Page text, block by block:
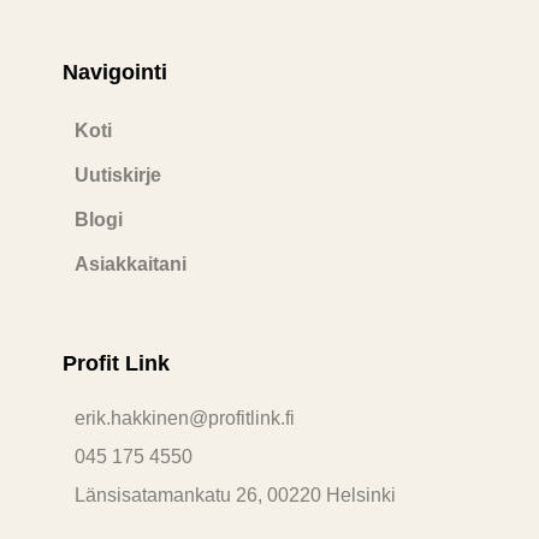
Navigointi​
Koti
Uutiskirje
Blogi
Asiakkaitani
Profit Link
erik.hakkinen@profitlink.fi
045 175 4550
Länsisatamankatu 26, 00220 Helsinki